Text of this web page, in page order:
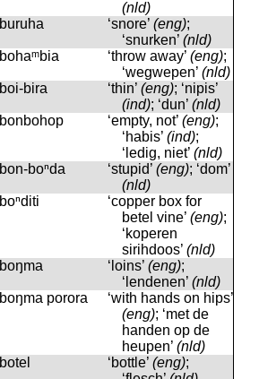
(nld)
buruha ‘snore’ (eng);
‘snurken’ (nld)
bohaᵐbia ‘throw away’ (eng);
‘wegwepen’ (nld)
boi-bira ‘thin’ (eng); ‘nipis’
(ind); ‘dun’ (nld)
bonbohop ‘empty, not’ (eng);
‘habis’ (ind);
‘ledig, niet’ (nld)
bon-boⁿda ‘stupid’ (eng); ‘dom’
(nld)
boⁿditi
‘copper box for
betel vine’ (eng);
‘koperen
sirihdoos’ (nld)
boŋma ‘loins’ (eng);
‘lendenen’ (nld)
boŋma porora
‘with hands on hips’
(eng); ‘met de
handen op de
heupen’ (nld)
botel ‘bottle’ (eng);